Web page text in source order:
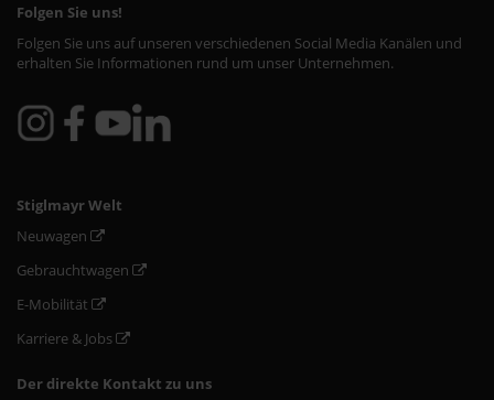
Folgen Sie uns!
Folgen Sie uns auf unseren verschiedenen Social Media Kanälen und
erhalten Sie Informationen rund um unser Unternehmen.
Stiglmayr Welt
Neuwagen
Gebrauchtwagen
E-Mobilität
Karriere & Jobs
Der direkte Kontakt zu uns